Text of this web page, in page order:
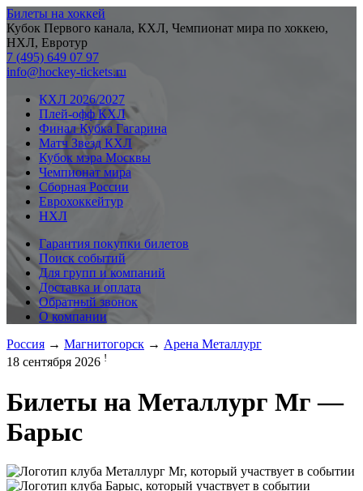
Билеты на хоккей
Кубок Первого канала, КХЛ, Чемпионат мира по хоккею,
НХЛ, Евротур
7 (495) 649 07 97
info@hockey-tickets.ru
КХЛ 2026/2027
Плей-офф КХЛ
Финал Кубка Гагарина
Матч Звезд КХЛ
Кубок мэра Москвы
Чемпионат мира
Сборная России
Еврохоккейтур
НХЛ
Гарантия покупки билетов
Поиск событий
Для групп и компаний
Доставка и оплата
Обратный звонок
О компании
Россия → Магнитогорск → Арена Металлург
18 сентября 2026 !
Билеты на Металлург Мг —
Барыс